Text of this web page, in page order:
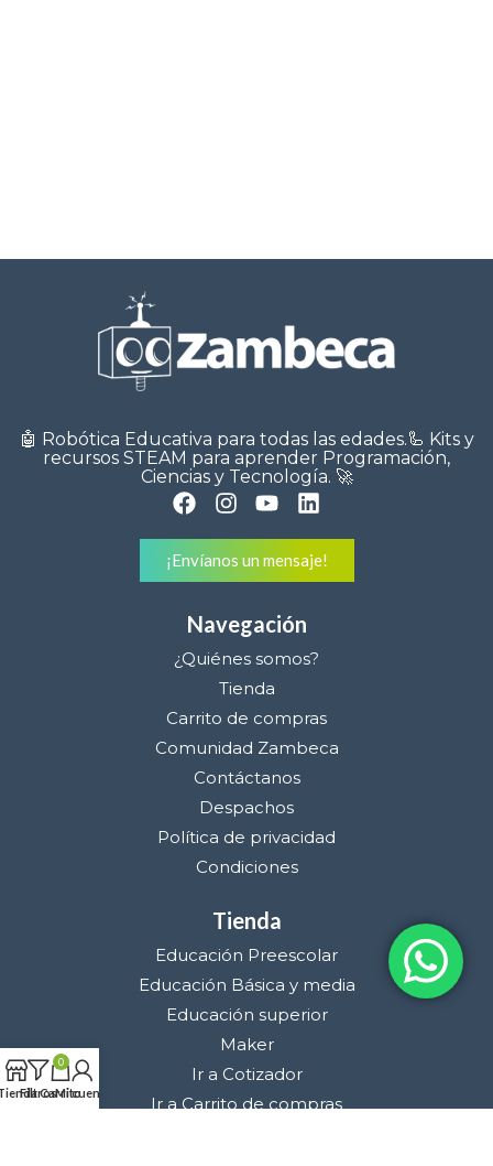
🤖 Robótica Educativa para todas las edades.🦾 Kits y
recursos STEAM para aprender Programación,
Ciencias y Tecnología. 🚀
¡Envíanos un mensaje!
Navegación
¿Quiénes somos?
Tienda
Carrito de compras
Comunidad Zambeca
Contáctanos
Despachos
Política de privacidad
Condiciones
Tienda
Educación Preescolar
Educación Básica y media
Educación superior
Maker
Ir a Cotizador
Ir a Carrito de compras
Filtros
0
Carrito
Mi cuenta